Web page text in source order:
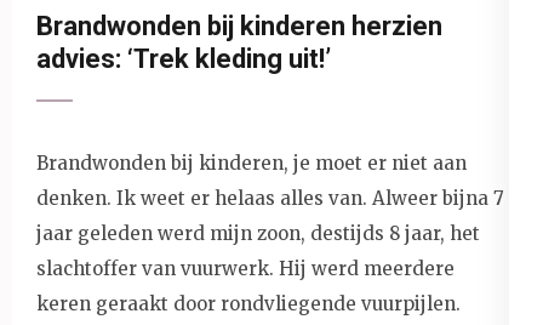
Brandwonden bij kinderen herzien
advies: ‘Trek kleding uit!’
Brandwonden bij kinderen, je moet er niet aan
denken. Ik weet er helaas alles van. Alweer bijna 7
jaar geleden werd mijn zoon, destijds 8 jaar, het
slachtoffer van vuurwerk. Hij werd meerdere
keren geraakt door rondvliegende vuurpijlen.